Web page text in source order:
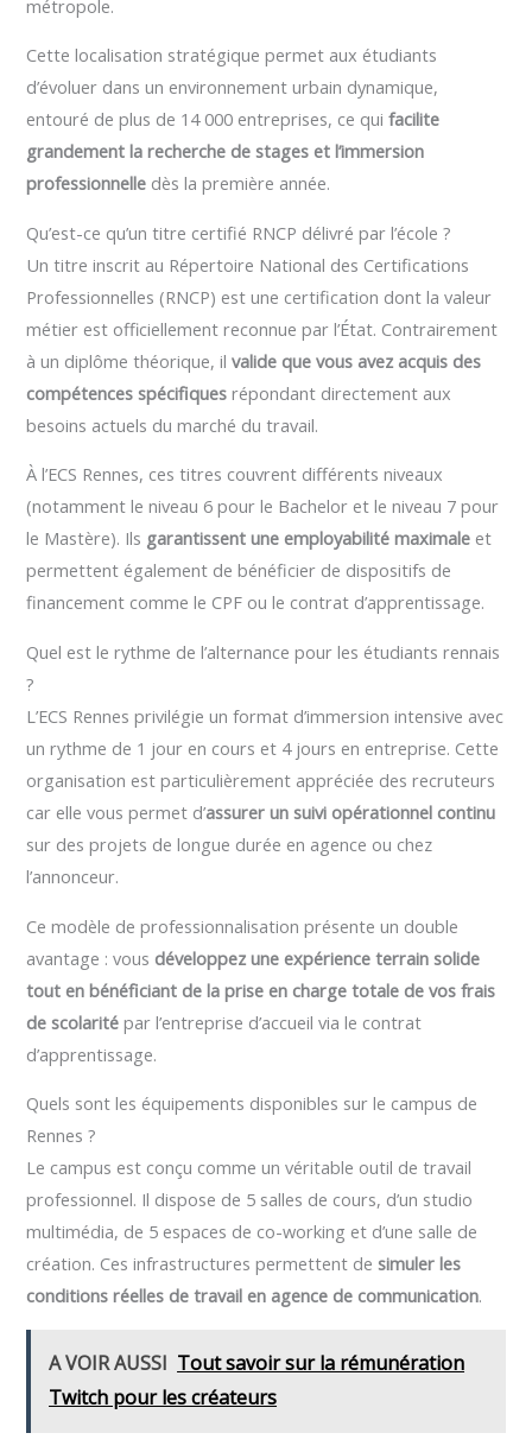
métropole.
Cette localisation stratégique permet aux étudiants
d’évoluer dans un environnement urbain dynamique,
entouré de plus de 14 000 entreprises, ce quifacilite
grandement la recherche de stages et l’immersion
professionnelle dès la première année.
Qu’est-ce qu’un titre certifié RNCP délivré par l’école ?
Un titre inscrit au Répertoire National des Certifications
Professionnelles (RNCP) est une certification dont la valeur
métier est officiellement reconnue par l’État. Contrairement
à un diplôme théorique, ilvalide que vous avez acquis des
compétences spécifiques répondant directement aux
besoins actuels du marché du travail.
À l’ECS Rennes, ces titres couvrent différents niveaux
(notamment le niveau 6 pour le Bachelor et le niveau 7 pour
le Mastère). Ils garantissent une employabilité maximale et
permettent également de bénéficier de dispositifs de
financement comme le CPF ou le contrat d’apprentissage.
Quel est le rythme de l’alternance pour les étudiants rennais
?
L’ECS Rennes privilégie un format d’immersion intensive avec
un rythme de 1 jour en cours et 4 jours en entreprise. Cette
organisation est particulièrement appréciée des recruteurs
car elle vous permet d’assurer un suivi opérationnel continu
sur des projets de longue durée en agence ou chez
l’annonceur.
Ce modèle de professionnalisation présente un double
avantage : vous développez une expérience terrain solide
tout en bénéficiant de la prise en charge totale de vos frais
de scolarité par l’entreprise d’accueil via le contrat
d’apprentissage.
Quels sont les équipements disponibles sur le campus de
Rennes ?
Le campus est conçu comme un véritable outil de travail
professionnel. Il dispose de 5 salles de cours, d’un studio
multimédia, de 5 espaces de co-working et d’une salle de
création. Ces infrastructures permettent desimuler les
conditions réelles de travail en agence de communication.
A VOIR AUSSI Tout savoir sur la rémunération
Twitch pour les créateurs